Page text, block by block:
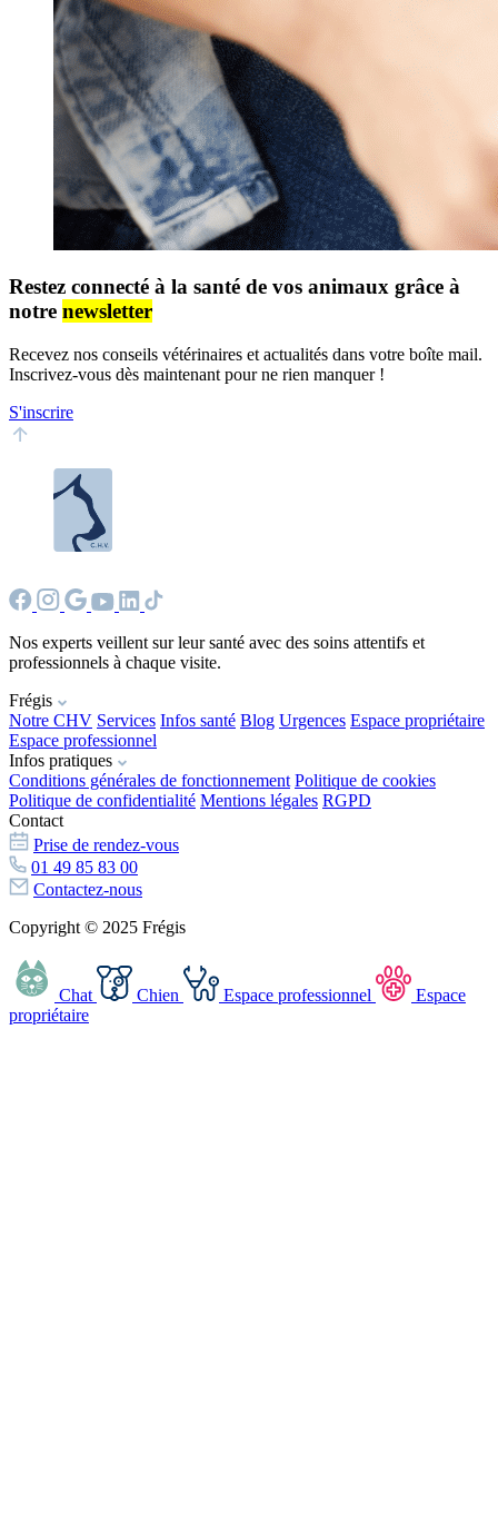
Restez connecté à la santé de vos animaux grâce à
notre newsletter
Recevez nos conseils vétérinaires et actualités dans votre boîte mail.
Inscrivez-vous dès maintenant pour ne rien manquer !
S'inscrire
Nos experts veillent sur leur santé avec des soins attentifs et
professionnels à chaque visite.
Frégis
Notre CHV Services Infos santé Blog Urgences Espace propriétaire
Espace professionnel
Infos pratiques
Conditions générales de fonctionnement Politique de cookies
Politique de confidentialité Mentions légales RGPD
Contact
Prise de rendez-vous
01 49 85 83 00
Contactez-nous
Copyright © 2025 Frégis
Chat Chien Espace professionnel
Espace
propriétaire